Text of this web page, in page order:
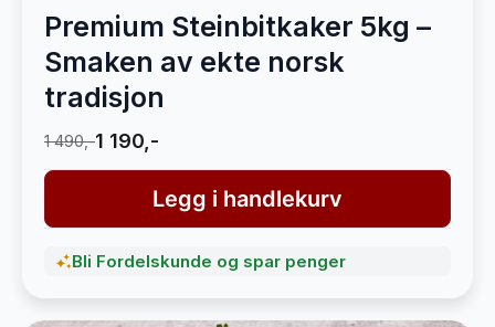
Premium Steinbitkaker 5kg –
Smaken av ekte norsk
tradisjon
1 490,-1 190,-
Legg i handlekurv
Bli Fordelskunde og spar penger